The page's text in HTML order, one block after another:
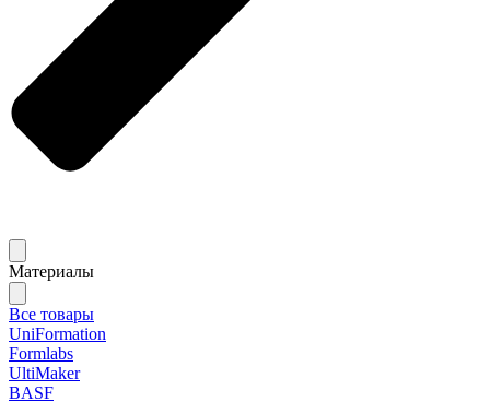
Материалы
Все товары
UniFormation
Formlabs
UltiMaker
BASF